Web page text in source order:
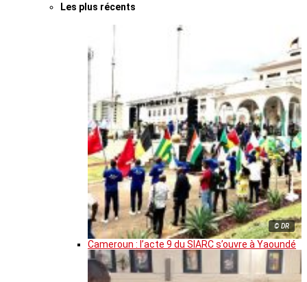
Les plus récents
© DR
Cameroun : l’acte 9 du SIARC s’ouvre à Yaoundé